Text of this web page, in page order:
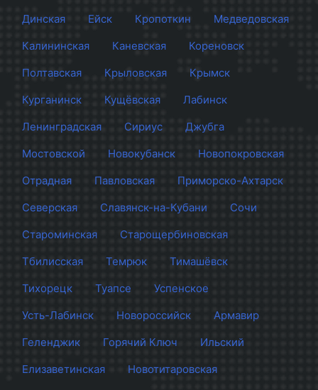
Динская
Ейск Кропоткин
Медведовская
Калининская
Каневская
Кореновск
Полтавская
Крыловская
Крымск
Курганинск
Кущёвская
Лабинск
Ленинградская
Сириус
Джубга
Мостовской
Новокубанск
Новопокровская
Отрадная
Павловская
Приморско-Ахтарск
Северская
Славянск-на-Кубани
Сочи
Староминская
Старощербиновская
Тбилисская
Темрюк
Тимашёвск
Тихорецк
Туапсе
Успенское
Усть-Лабинск
Новороссийск
Армавир
Геленджик
Горячий Ключ
Ильский
Елизаветинская
Новотитаровская